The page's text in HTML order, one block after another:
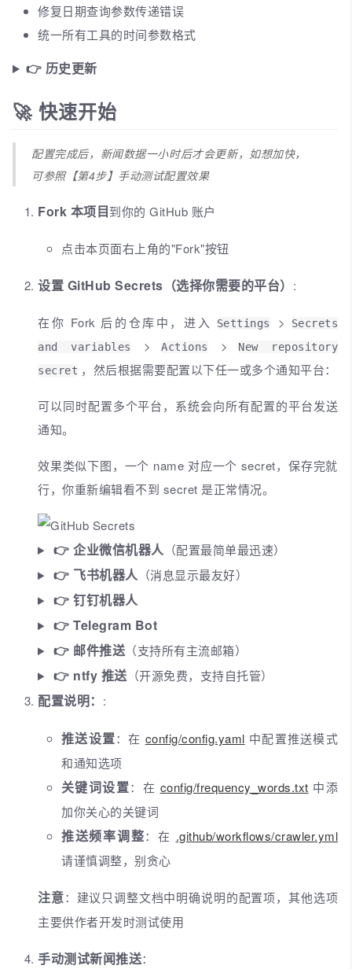
修复日期查询参数传递错误
统一所有工具的时间参数格式
👉 历史更新
🚀 快速开始
配置完成后，新闻数据一小时后才会更新，如想加快，
可参照【第4步】手动测试配置效果
Fork 本项目到你的 GitHub 账户
点击本页面右上角的"Fork"按钮
设置 GitHub Secrets（选择你需要的平台） :
在你 Fork 后的仓库中，进入 Settings >
Secrets
and variables
> Actions >
New repository
secret ，然后根据需要配置以下任一或多个通知平台：
可以同时配置多个平台，系统会向所有配置的平台发送
通知。
效果类似下图，一个 name 对应一个 secret，保存完就
行，你重新编辑看不到 secret 是正常情况。
👉 企业微信机器人 （配置最简单最迅速）
👉 飞书机器人 （消息显示最友好）
👉 钉钉机器人
👉 Telegram Bot
👉 邮件推送 （支持所有主流邮箱）
👉 ntfy 推送 （开源免费，支持自托管）
配置说明： :
推送设置：在 config/config.yaml 中配置推送模式
和通知选项
关键词设置：在 config/frequency_words.txt 中添
加你关心的关键词
推送频率调整：在 .github/workflows/crawler.yml
请谨慎调整，别贪心
注意：建议只调整文档中明确说明的配置项，其他选项
主要供作者开发时测试使用
手动测试新闻推送：